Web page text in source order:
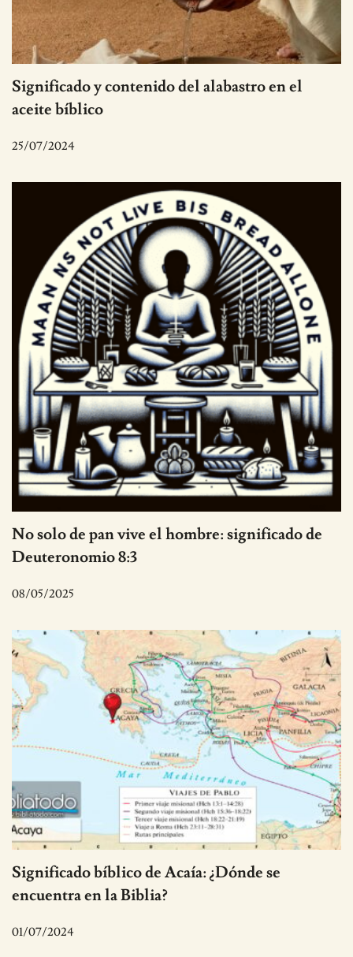
Significado y contenido del alabastro en el
aceite bíblico
25/07/2024
No solo de pan vive el hombre: significado de
Deuteronomio 8:3
08/05/2025
Significado bíblico de Acaía: ¿Dónde se
encuentra en la Biblia?
01/07/2024